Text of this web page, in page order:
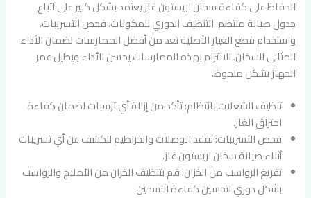
الحفاظ على كفاءة سخان اريستون غاز يعتمد بشكل كبير على اتباع
جدول صيانة منتظم. التنظيف الدوري للمكونات، فحص التسريبات،
واستخدام قطع الغيار الأصلية تعد من أفضل الممارسات لضمان الأداء
المثالي للسخان. الالتزام بهذه الممارسات يحسن الأداء ويطيل عمر
الجهاز بشكل ملحوظ.
تنظيف الشعلات بانتظام: تأكد من إزالة أي ترسبات لضمان كفاءة
احتراق الغاز.
فحص التسريبات: تفقد الوصلات والخراطيم للكشف عن أي تسريبات
أثناء صيانة سخان اريستون غاز.
تفريغ الرواسب من الخزان: قم بتنظيف الخزان من الأملاح والرواسب
بشكل دوري لتحسين كفاءة التسخين.